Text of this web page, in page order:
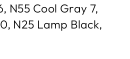
N55 Cool Gray 7,
N25 Lamp Black,